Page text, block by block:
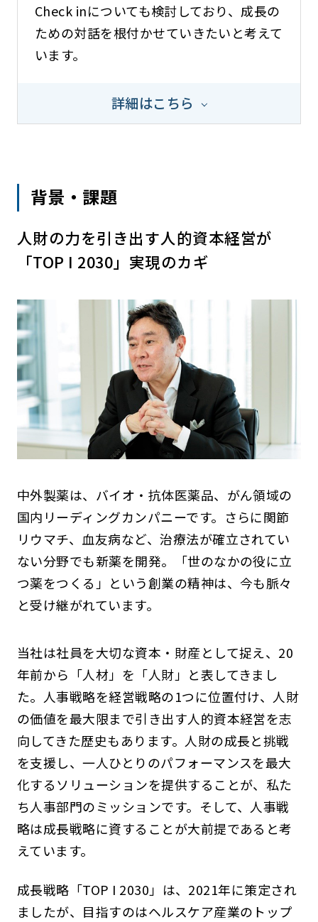
Check inについても検討しており、成長の
ための対話を根付かせていきたいと考えて
います。
詳細はこちら
背景・課題
人財の力を引き出す人的資本経営が
「TOP I 2030」実現のカギ
中外製薬は、バイオ・抗体医薬品、がん領域の
国内リーディングカンパニーです。さらに関節
リウマチ、血友病など、治療法が確立されてい
ない分野でも新薬を開発。「世のなかの役に立
つ薬をつくる」という創業の精神は、今も脈々
と受け継がれています。
当社は社員を大切な資本・財産として捉え、20
年前から「人材」を「人財」と表してきまし
た。人事戦略を経営戦略の1つに位置付け、人財
の価値を最大限まで引き出す人的資本経営を志
向してきた歴史もあります。人財の成長と挑戦
を支援し、一人ひとりのパフォーマンスを最大
化するソリューションを提供することが、私た
ち人事部門のミッションです。そして、人事戦
略は成長戦略に資することが大前提であると考
えています。
成長戦略「TOP I 2030」は、2021年に策定され
ましたが、目指すのはヘルスケア産業のトップ